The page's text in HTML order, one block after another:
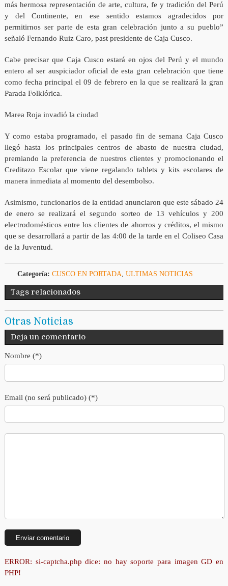
más hermosa representación de arte, cultura, fe y tradición del Perú
y del Continente, en ese sentido estamos agradecidos por
permitirnos ser parte de esta gran celebración junto a su pueblo”
señaló Fernando Ruiz Caro, past presidente de Caja Cusco.
Cabe precisar que Caja Cusco estará en ojos del Perú y el mundo
entero al ser auspiciador oficial de esta gran celebración que tiene
como fecha principal el 09 de febrero en la que se realizará la gran
Parada Folklórica.
Marea Roja invadió la ciudad
Y como estaba programado, el pasado fin de semana Caja Cusco
llegó hasta los principales centros de abasto de nuestra ciudad,
premiando la preferencia de nuestros clientes y promocionando el
Creditazo Escolar que viene regalando tablets y kits escolares de
manera inmediata al momento del desembolso.
Asimismo, funcionarios de la entidad anunciaron que este sábado 24
de enero se realizará el segundo sorteo de 13 vehículos y 200
electrodomésticos entre los clientes de ahorros y créditos, el mismo
que se desarrollará a partir de las 4:00 de la tarde en el Coliseo Casa
de la Juventud.
Categoría: CUSCO EN PORTADA, ULTIMAS NOTICIAS
Tags relacionados
Otras Noticias
Deja un comentario
Nombre (*)
Email (no será publicado) (*)
ERROR: si-captcha.php dice: no hay soporte para imagen GD en
PHP!